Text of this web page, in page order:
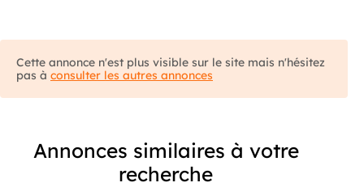
Cette annonce n'est plus visible sur le site mais n'hésitez
pas à consulter les autres annonces
Annonces similaires à votre
recherche